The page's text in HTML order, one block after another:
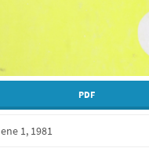
PDF
ene 1, 1981